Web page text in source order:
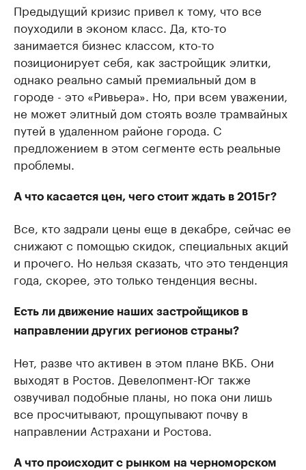
Предыдущий кризис привел к тому, что все
поуходили в эконом класс. Да, кто-то
занимается бизнес классом, кто-то
позиционирует себя, как застройщик элитки,
однако реально самый премиальный дом в
городе - это «Ривьера». Но, при всем уважении,
не может элитный дом стоять возле трамвайных
путей в удаленном районе города. С
предложением в этом сегменте есть реальные
проблемы.
А что касается цен, чего стоит ждать в 2015г?
Все, кто задрали цены еще в декабре, сейчас ее
снижают с помощью скидок, специальных акций
и прочего. Но нельзя сказать, что это тенденция
года, скорее, это только тенденция весны.
Есть ли движение наших застройщиков в
направлении других регионов страны?
Нет, разве что активен в этом плане ВКБ. Они
выходят в Ростов. Девелопмент-Юг также
озвучивал подобные планы, но пока они лишь
все просчитывают, прощупывают почву в
направлении Астрахани и Ростова.
А что происходит с рынком на черноморском